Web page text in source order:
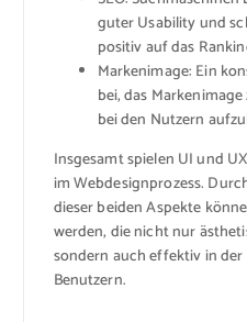
guter Usability und
positiv auf das
Markenimage: Ein
bei, das
bei den Nutzern
Insgesamt spielen UI und
im Webdesignprozess.
dieser beiden Aspekte
werden, die nicht nur
sondern auch effektiv in
Benutzern.